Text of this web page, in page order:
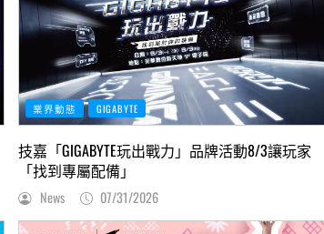
業界動態 GIGABYTE
技嘉「GIGABYTE玩出戰力」品牌活動8/3讓玩家
「找到專屬配備」
News 07/31/2026